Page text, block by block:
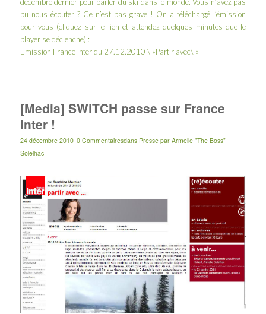
décembre dernier pour parler du ski dans le monde. Vous n’avez pas
pu nous écouter ? Ce n’est pas grave ! On a téléchargé l’émission
pour vous (cliquez sur le lien et attendez quelques minutes que le
player se déclenche) :
Emission France Inter du 27.12.2010 \ »Partir avec\ »
[Media] SWiTCH passe sur France
Inter !
24 décembre 2010 0 Commentairesdans Presse par Armelle "The Boss"
Solelhac